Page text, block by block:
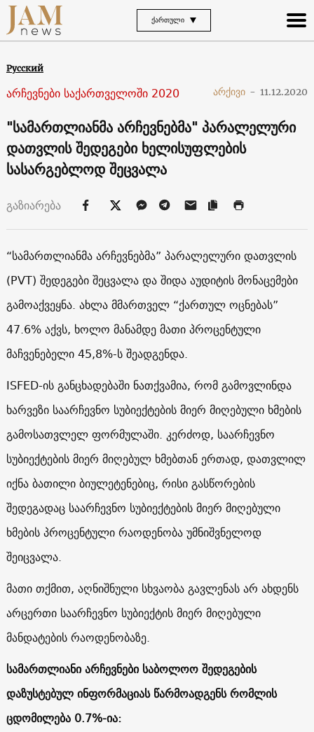
ᲥᲐᲠᲗᲣᲚᲘ
Русский
არჩევნები საქართველოში 2020 არქივი - 11.12.2020
"სამართლიანმა არჩევნებმა" პარალელური
დათვლის შედეგები ხელისუფლების
სასარგებლოდ შეცვალა
გაზიარება
“სამართლიანმა არჩევნებმა” პარალელური დათვლის
(PVT) შედეგები შეცვალა და შიდა აუდიტის მონაცემები
გამოაქვეყნა. ახლა მმართველ “ქართულ ოცნებას”
47.6% აქვს, ხოლო მანამდე მათი პროცენტული
მაჩვენებელი 45,8%-ს შეადგენდა.
ISFED-ის განცხადებაში ნათქვამია, რომ გამოვლინდა
ხარვეზი საარჩევნო სუბიექტების მიერ მიღებული ხმების
გამოსათვლელ ფორმულაში. კერძოდ, საარჩევნო
სუბიექტების მიერ მიღებულ ხმებთან ერთად, დათვლილ
იქნა ბათილი ბიულეტენებიც, რისი გასწორების
შედეგადაც საარჩევნო სუბიექტების მიერ მიღებული
ხმების პროცენტული რაოდენობა უმნიშვნელოდ
შეიცვალა.
მათი თქმით, აღნიშნული სხვაობა გავლენას არ ახდენს
არცერთი საარჩევნო სუბიექტის მიერ მიღებული
მანდატების რაოდენობაზე.
სამართლიანი არჩევნები საბოლოო შედეგების
დაზუსტებულ ინფორმაციას წარმოადგენს რომლის
ცდომილება 0.7%-ია: